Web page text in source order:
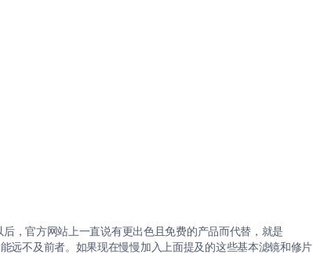
，官方网站上一直说有更出色且免费的产品而代替，就是
远不及前者。如果现在慢慢加入上面提及的这些基本滤镜和修片